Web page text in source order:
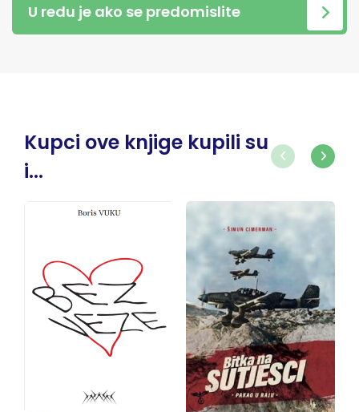
U redu je ako se predomislite
Kupci ove knjige kupili su
i...